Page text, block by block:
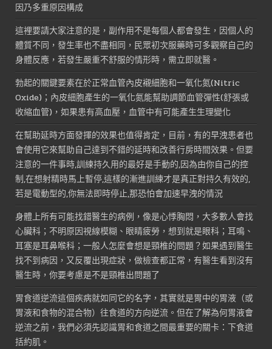
因乃多重原因構成
這裡要請大家注意的是，副作用不是每個人都會發生，因個人的
體質不同，發生率也不盡相同，民眾初次服藥時可多觀察自己的
身體反應，若發生嚴重不舒服的情形時，需立即就醫。
勃起的關鍵要素在於正常血管內皮襯細胞和一氧化氮(Nitric
Oxide)；內皮細胞產生的一氧化氮能幫助調節血管彈性(舒張或
收縮血管)，如果患有高血壓，血管中有可能產生生理變化
在幫助延時方面發揮的效果也值得肯定，目前，有的早洩患者也
會使用它來幫助自己達到不錯的延時和改善行房時間效果。但要
注意的一件事時,訓練持久用的最好是手動的,因為由你自己的控
制,在想射精時馬上暫停,這樣的漸進訓練才是真正對持久有效的,
若是電動型的,你無法即時停止,那恐怕會加速早洩的情況
身體上所有可能找錯醫生的病例，像是心悸胸悶，大多數人會找
心臟科；不明原因視線模糊、眼睛疲勞，想到就是眼科；耳鳴、
耳塞是耳鼻喉科；一般人怎麼會想是頸椎的問題？如果遇到醫生
找不到病因，又反覆出現症狀，做檢查都正常，有醫生看到沒有
醫生時，你要考慮是不是頸椎出問題了
胃食道逆流這個疾病就如同它的名字，其實就是胃中的胃液（或
胃液和食物的混合物）往食道的方向逆流。但在了解為何胃液會
逆流之前，我們必須先認識胃和食道之間最重要的關卡：下食道
括約肌。